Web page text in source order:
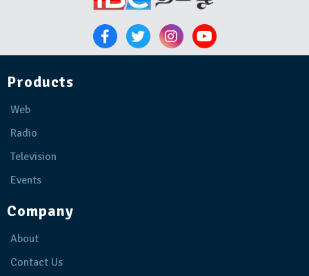
Products
Web
Radio
Television
Events
Company
About
Contact Us